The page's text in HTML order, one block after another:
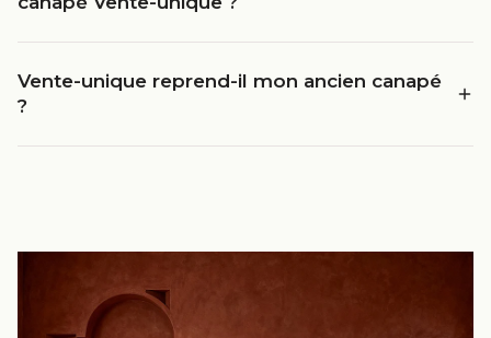
Vente-unique reprend-il mon ancien canapé
?